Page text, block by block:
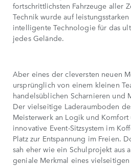
fortschrittlichsten Fahrzeuge aller
Technik wurde auf
intelligente Technologie für das
jedes Gelände.
Aber eines der cleversten neuen
ursprünglich von einem kleinen
handelsüblichen Scharnieren und
Der vielseitige Laderaumboden
Meisterwerk an Logik und Komfort
innovative Event-Sitzsystem im
Platz zur Entspannung im Freien.
sah eher wie ein Schulprojekt aus
geniale Merkmal eines vielseitigen